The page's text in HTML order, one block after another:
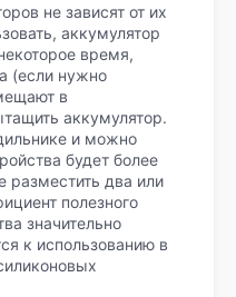
не зависят от их
аккумулятор
время,
(если нужно
в
аккумулятор.
и можно
будет более
разместить два или
полезного
значительно
к использованию в